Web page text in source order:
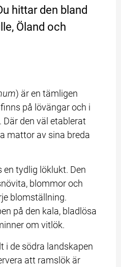
hittar den bland
Öland och
) är en tämligen
på lövängar och i
Där den väl etablerat
mattor av sina breda
tydlig löklukt. Den
blommor och
blomställning.
på den kala, bladlösa
om vitlök.
i de södra landskapen
att ramslök är